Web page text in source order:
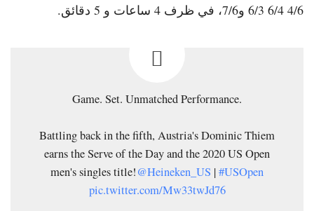
4/6 6/4 6/3 و7/6، في ظرف 4 ساعات و 5 دقائق.
Game. Set. Unmatched Performance.
Battling back in the fifth, Austria's Dominic Thiem
earns the Serve of the Day and the 2020 US Open
men's singles title!@Heineken_US |#USOpen
pic.twitter.com/Mw33twJd76